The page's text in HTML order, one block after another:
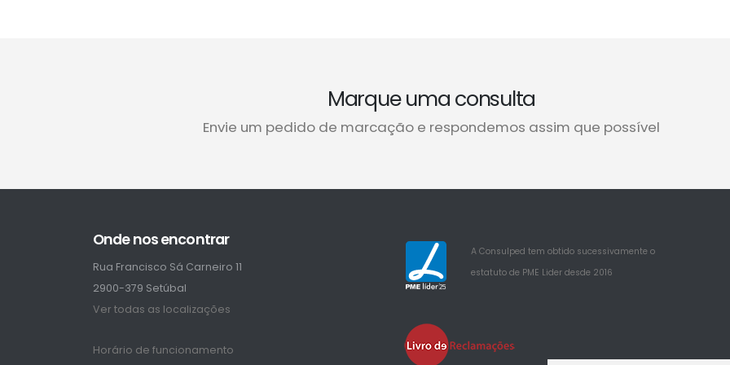
Marque uma consulta
Envie um pedido de marcação e respondemos assim que possível
Onde nos encontrar
Rua Francisco Sá Carneiro 11
2900-379 Setúbal
Ver todas as localizações
Horário de funcionamento
25
A Consulped tem obtido sucessivamente o
estatuto de PME Lider desde 2016